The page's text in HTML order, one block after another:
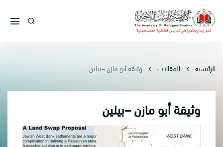
الرئيسية المقالات وثيقة أبو مازن –بيلين
وثيقة أبو مازن –بيلين